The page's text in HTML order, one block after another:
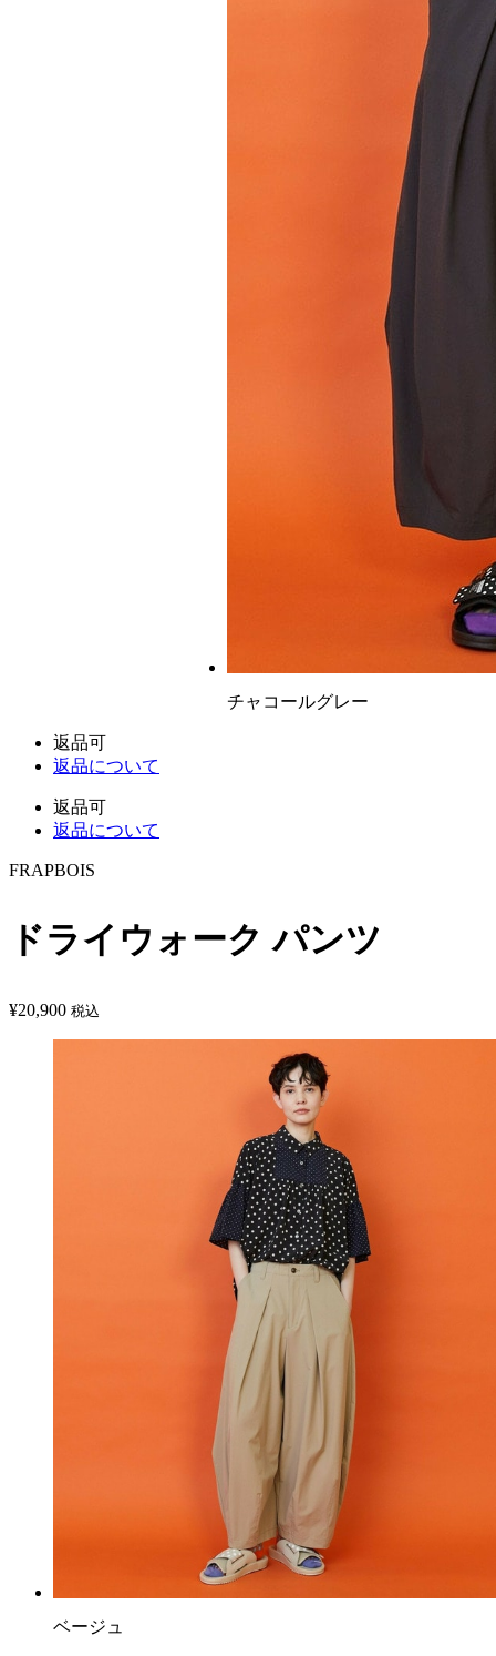
チャコールグレー
返品可
返品について
返品可
返品について
FRAPBOIS
ドライウォーク パンツ
¥20,900 税込
ベージュ